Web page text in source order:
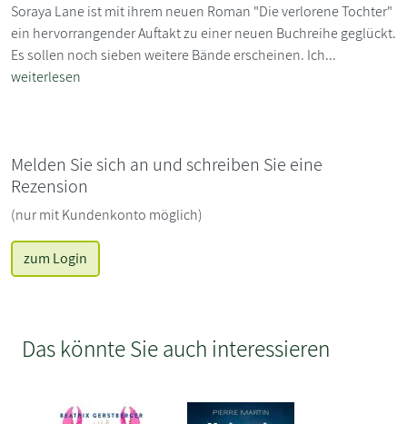
Soraya Lane ist mit ihrem neuen Roman "Die verlorene Tochter"
ein hervorrangender Auftakt zu einer neuen Buchreihe geglückt.
Es sollen noch sieben weitere Bände erscheinen. Ich...
weiterlesen
Melden Sie sich an und schreiben Sie eine
Rezension
(nur mit Kundenkonto möglich)
zum Login
Das könnte Sie auch interessieren